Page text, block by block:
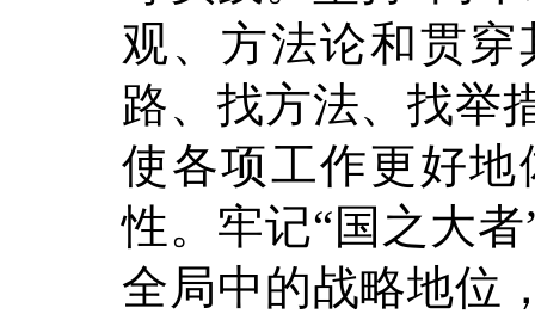
观、方法论和贯
路、找方法、找举
使各项工作更好
性。牢记“国之大
全局中的战略地位